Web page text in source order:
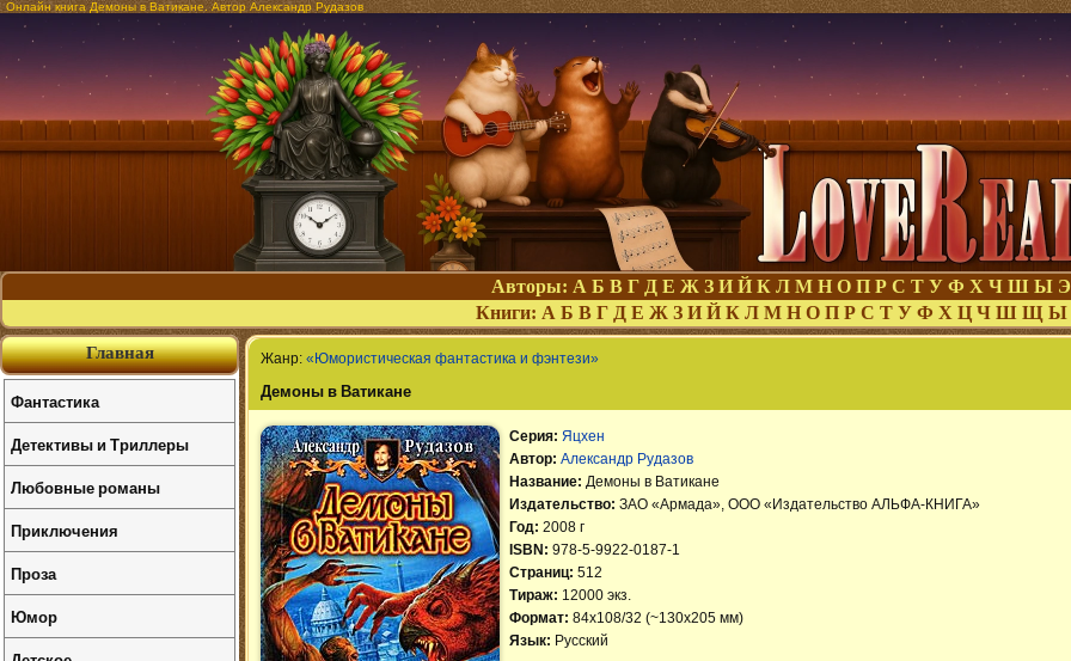
Онлайн книга Демоны в Ватикане. Автор Александр Рудазов
Авторы: А Б В Г Д Е Ж З И Й К Л М Н О П Р С Т У Ф Х Ч Ш Ы Э
Книги: А Б В Г Д Е Ж З И Й К Л М Н О П Р С Т У Ф Х Ц Ч Ш Щ Ы
Жанр: «Юмористическая фантастика и фэнтези»
Демоны в Ватикане
Серия: Яцхен
Автор: Александр Рудазов
Название: Демоны в Ватикане
Издательство: ЗАО «Армада», ООО «Издательство АЛЬФА-КНИГА»
Год: 2008 г
ISBN: 978-5-9922-0187-1
Страниц: 512
Тираж: 12000 экз.
Формат: 84x108/32 (~130х205 мм)
Язык: Русский
Главная
Фантастика
Детективы и Триллеры
Любовные романы
Приключения
Проза
Юмор